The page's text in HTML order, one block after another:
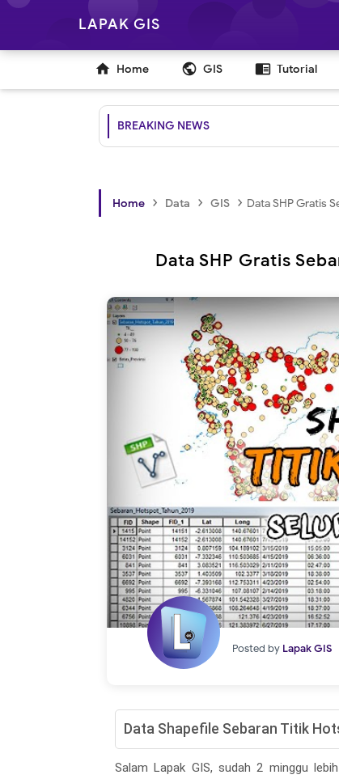
LAPAK GIS
 Home public GIS chrome_reader_mode Tutorial
BREAKING NEWS
Home › Data › GIS › Data SHP Gratis
Data SHP Gratis
Posted by Lapak GIS
Data Shapefile Sebaran Titik
Salam Lapak GIS, sudah 2 minggu